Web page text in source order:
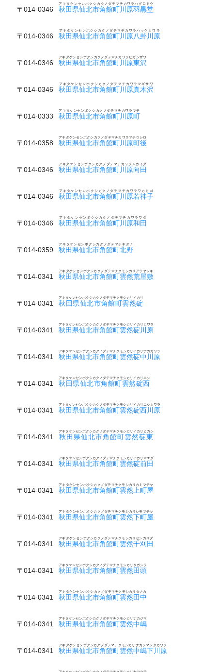
〒014-0346 秋田県仙北市角館町川原羽黒堂
アキタケンセンボクシカクノダテマチカワラハグロドウ
〒014-0346 秋田県仙北市角館町川原八卦川原
アキタケンセンボクシカクノダテマチカワラハッケカワラ
〒014-0346 秋田県仙北市角館町川原東沢
アキタケンセンボクシカクノダテマチカワラヒガシザワ
〒014-0346 秋田県仙北市角館町川原真木沢
アキタケンセンボクシカクノダテマチカワラマギサワ
〒014-0333 秋田県仙北市角館町川原町
アキタケンセンボクシカクノダテマチカワラマチ
〒014-0358 秋田県仙北市角館町川原町後
アキタケンセンボクシカクノダテマチカワラマチウシロ
〒014-0346 秋田県仙北市角館町川原向田
アキタケンセンボクシカクノダテマチカワラムカイダ
〒014-0346 秋田県仙北市角館町川原若神子
アキタケンセンボクシカクノダテマチカワラワカミゴ
〒014-0346 秋田県仙北市角館町川原和田
アキタケンセンボクシカクノダテマチカワラワダ
〒014-0359 秋田県仙北市角館町北野
アキタケンセンボクシカクノダテマチキタノ
〒014-0341 秋田県仙北市角館町雲然荒屋敷
アキタケンセンボクシカクノダテマチクモシカリアラヤシキ
〒014-0341 秋田県仙北市角館町雲然碇
アキタケンセンボクシカクノダテマチクモシカリイカリ
〒014-0341 秋田県仙北市角館町雲然碇川原
アキタケンセンボクシカクノダテマチクモシカリイカリカワラ
〒014-0341 秋田県仙北市角館町雲然碇中川原
アキタケンセンボクシカクノダテマチクモシカリイカリナカガワラ
〒014-0341 秋田県仙北市角館町雲然碇西
アキタケンセンボクシカクノダテマチクモシカリイカリニシ
〒014-0341 秋田県仙北市角館町雲然碇西川原
アキタケンセンボクシカクノダテマチクモシカリイカリニシカワラ
〒014-0341 秋田県仙北市角館町雲然碇東
アキタケンセンボクシカクノダテマチクモシカリイカリヒガシ
〒014-0341 秋田県仙北市角館町雲然碇前田
アキタケンセンボクシカクノダテマチクモシカリイカリマエダ
〒014-0341 秋田県仙北市角館町雲然上町屋
アキタケンセンボクシカクノダテマチクモシカリカミマチヤ
〒014-0341 秋田県仙北市角館町雲然下町屋
アキタケンセンボクシカクノダテマチクモシカリシモマチヤ
〒014-0341 秋田県仙北市角館町雲然千刈田
アキタケンセンボクシカクノダテマチクモシカリセンカリダ
〒014-0341 秋田県仙北市角館町雲然田頭
アキタケンセンボクシカクノダテマチクモシカリタガシラ
〒014-0341 秋田県仙北市角館町雲然田中
アキタケンセンボクシカクノダテマチクモシカリタナカ
〒014-0341 秋田県仙北市角館町雲然中嶋
アキタケンセンボクシカクノダテマチクモシカリナカジマ
〒014-0341 秋田県仙北市角館町雲然中嶋下川原
アキタケンセンボクシカクノダテマチクモシカリナカジマシタカワラ